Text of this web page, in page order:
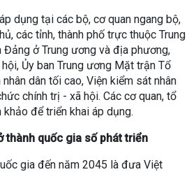
dụng tại các bộ, cơ quan ngang bộ,
các tỉnh, thành phố trực thuộc Trung
Đảng ở Trung ương và địa phương,
Ủy ban Trung ương Mặt trận Tổ
dân tối cao, Viện kiểm sát nhân
chính trị - xã hội. Các cơ quan, tổ
để triển khai áp dụng.
thành quốc gia số phát triển
gia đến năm 2045 là đưa Việt